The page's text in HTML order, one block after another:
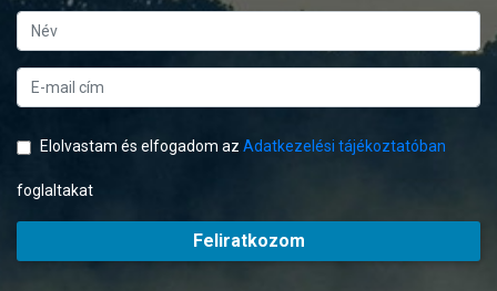
Elolvastam és elfogadom az Adatkezelési tájékoztatóban
foglaltakat
Feliratkozom